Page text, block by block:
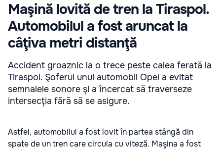
Maşină lovită de tren la Tiraspol.
Automobilul a fost aruncat la
câţiva metri distanţă
Accident groaznic la o trece peste calea ferată la
Tiraspol. Şoferul unui automobil Opel a evitat
semnalele sonore şi a încercat să traverseze
intersecţia fără să se asigure.
Astfel, automobilul a fost lovit în partea stângă din
spate de un tren care circula cu viteză. Maşina a fost